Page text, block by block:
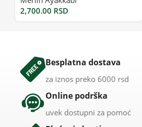
2,700.00 RSD
Besplatna dostava
za iznos preko 6000 rsd
Online podrška
uvek dostupni za pomoć